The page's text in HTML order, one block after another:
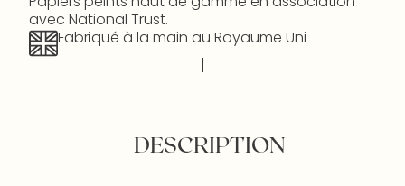
avec National Trust.
Fabriqué à la main au Royaume Uni
DESCRIPTION